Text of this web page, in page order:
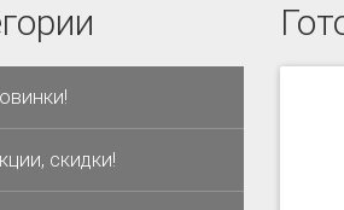
скидки!